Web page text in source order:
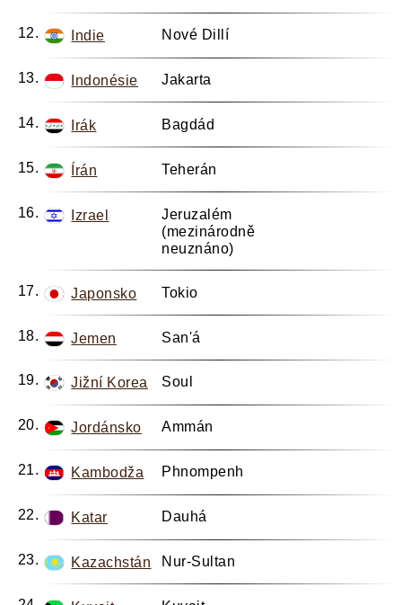
Indie Nové Dillí
Indonésie Jakarta
Irák Bagdád
Írán Teherán
Izrael
Jeruzalém
(mezinárodně
neuznáno)
Japonsko Tokio
Jemen San'á
Jižní Korea Soul
Jordánsko Ammán
Kambodža Phnompenh
Katar Dauhá
Kazachstán Nur-Sultan